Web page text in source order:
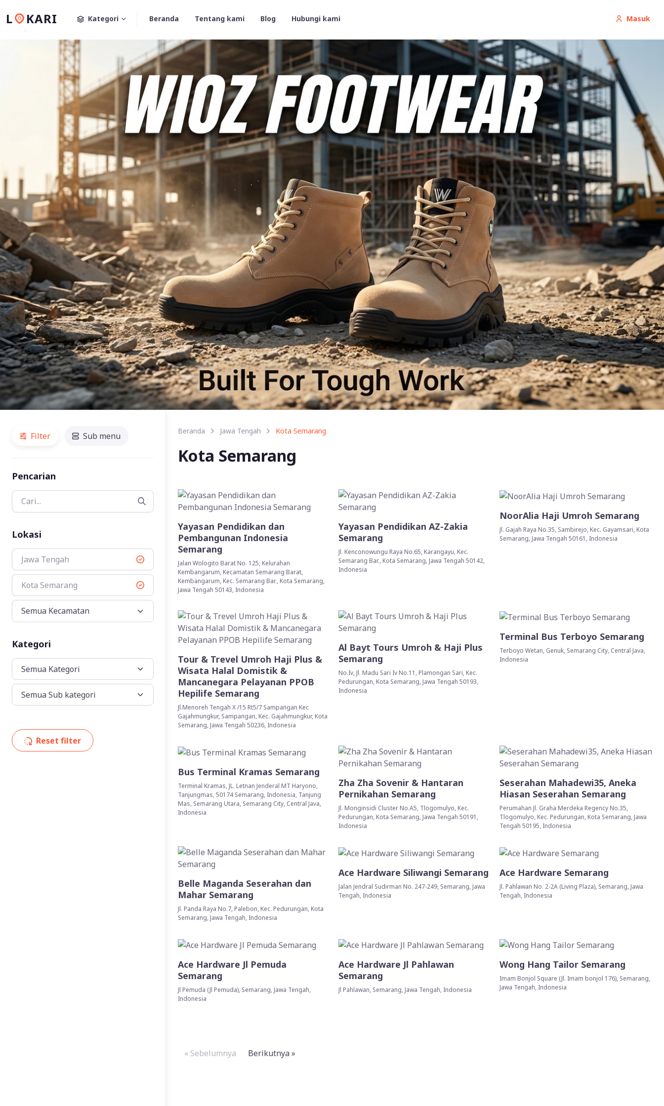
L KARI Masuk
Kategori Beranda Tentang kami Blog Hubungi kami
Filter Sub menu
Pencarian
Lokasi
Jawa Tengah
Kota Semarang
Kategori
Reset filter
Beranda Jawa Tengah Kota Semarang
Kota Semarang
Yayasan Pendidikan dan
Pembangunan Indonesia
Semarang
Jalan Wologito Barat No. 125, Kelurahan
Kembangarum, Kecamatan Semarang Barat,
Kembangarum, Kec. Semarang Bar., Kota Semarang,
Jawa Tengah 50143, Indonesia
Yayasan Pendidikan AZ-Zakia
Semarang
Jl. Kenconowungu Raya No.65, Karangayu, Kec.
Semarang Bar., Kota Semarang, Jawa Tengah 50142,
Indonesia
NoorAlia Haji Umroh Semarang
Jl. Gajah Raya No.35, Sambirejo, Kec. Gayamsari, Kota
Semarang, Jawa Tengah 50161, Indonesia
Tour & Trevel Umroh Haji Plus &
Wisata Halal Domistik &
Mancanegara Pelayanan PPOB
Hepilife Semarang
Jl.Menoreh Tengah X /15 Rt5/7 Sampangan Kec
Gajahmungkur, Sampangan, Kec. Gajahmungkur, Kota
Semarang, Jawa Tengah 50236, Indonesia
Al Bayt Tours Umroh & Haji Plus
Semarang
No.Iv, Jl. Madu Sari Iv No.11, Plamongan Sari, Kec.
Pedurungan, Kota Semarang, Jawa Tengah 50193,
Indonesia
Terminal Bus Terboyo Semarang
Terboyo Wetan, Genuk, Semarang City, Central Java,
Indonesia
Bus Terminal Kramas Semarang
Terminal Kramas, JL. Letnan Jenderal MT Haryono,
Tanjungmas, 50174 Semarang, Indonesia, Tanjung
Mas, Semarang Utara, Semarang City, Central Java,
Indonesia
Zha Zha Sovenir & Hantaran
Pernikahan Semarang
Jl. Monginsidi Cluster No.A5, Tlogomulyo, Kec.
Pedurungan, Kota Semarang, Jawa Tengah 50191,
Indonesia
Seserahan Mahadewi35, Aneka
Hiasan Seserahan Semarang
Perumahan Jl. Graha Merdeka Regency No.35,
Tlogomulyo, Kec. Pedurungan, Kota Semarang, Jawa
Tengah 50195, Indonesia
Belle Maganda Seserahan dan
Mahar Semarang
Jl. Panda Raya No.7, Palebon, Kec. Pedurungan, Kota
Semarang, Jawa Tengah, Indonesia
Ace Hardware Siliwangi Semarang
Jalan Jendral Sudirman No. 247-249, Semarang, Jawa
Tengah, Indonesia
Ace Hardware Semarang
Jl. Pahlawan No. 2-2A (Living Plaza), Semarang, Jawa
Tengah, Indonesia
Ace Hardware Jl Pemuda
Semarang
Jl Pemuda (Jl Pemuda), Semarang, Jawa Tengah,
Indonesia
Ace Hardware Jl Pahlawan
Semarang
Jl Pahlawan, Semarang, Jawa Tengah, Indonesia
Wong Hang Tailor Semarang
Imam Bonjol Square (Jl. Imam bonjol 176), Semarang,
Jawa Tengah, Indonesia
« Sebelumnya Berikutnya »